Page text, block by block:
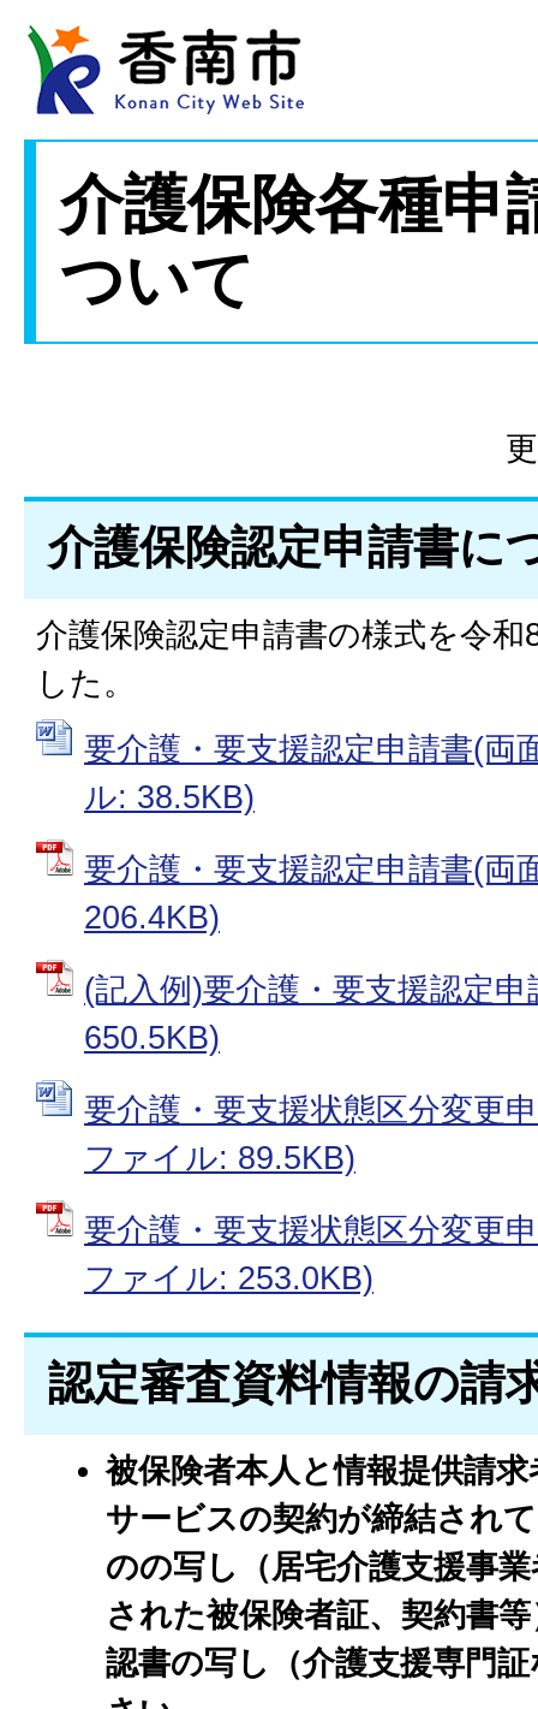
介護保険各種申
ついて
介護保険認定申請書に
介護保険認定申請書の様式を令
した。
要介護・要支援認定申請書(両
ル: 38.5KB)
要介護・要支援認定申請書(両
206.4KB)
(記入例)要介護・要支援認定
650.5KB)
要介護・要支援状態区分変更
ファイル: 89.5KB)
要介護・要支援状態区分変更
ファイル: 253.0KB)
認定審査資料情報の請
被保険者本人と情報提供請
サービスの契約が締結され
のの写し（居宅介護支援事
された被保険者証、契約書
認書の写し（介護支援専門